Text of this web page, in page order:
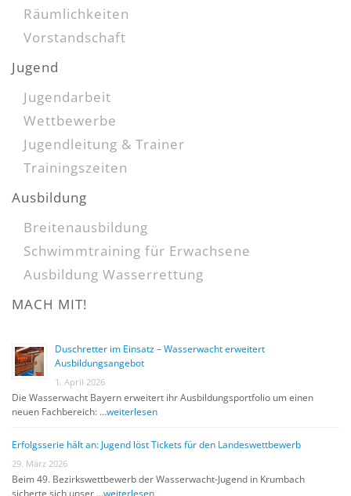
Räumlichkeiten
Vorstandschaft
Jugend
Jugendarbeit
Wettbewerbe
Jugendleitung & Trainer
Trainingszeiten
Ausbildung
Breitenausbildung
Schwimmtraining für Erwachsene
Ausbildung Wasserrettung
MACH MIT!
Duschretter im Einsatz – Wasserwacht erweitert
Ausbildungsangebot
1. April 2026
Die Wasserwacht Bayern erweitert ihr Ausbildungsportfolio um einen
neuen Fachbereich: …weiterlesen
Erfolgsserie hält an: Jugend löst Tickets für den Landeswettbewerb
29. März 2026
Beim 49. Bezirkswettbewerb der Wasserwacht-Jugend in Krumbach